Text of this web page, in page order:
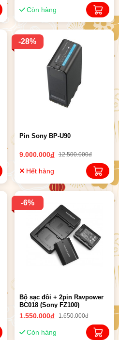
Còn hàng
-28%
Pin Sony BP-U90
9.000.000đ 12.500.000đ
Hết hàng
-6%
Bộ sạc đôi + 2pin Ravpower
BC018 (Sony FZ100)
1.550.000đ 1.650.000đ
Còn hàng